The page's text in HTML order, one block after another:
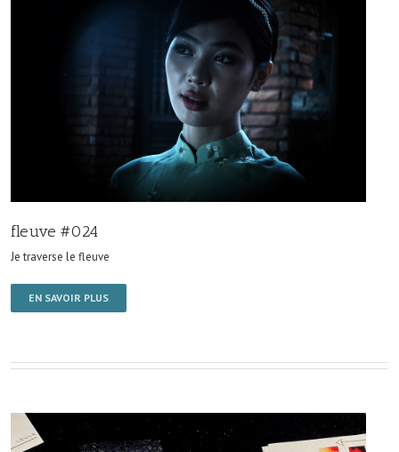
fleuve #024
Je traverse le fleuve
EN SAVOIR PLUS